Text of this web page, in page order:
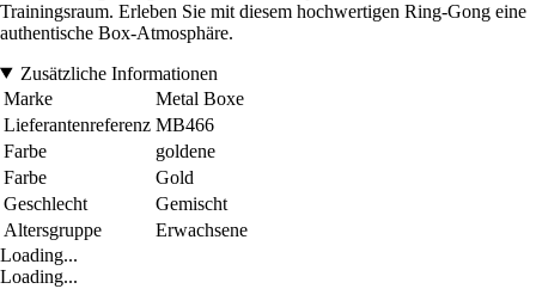
Trainingsraum. Erleben Sie mit diesem hochwertigen Ring-Gong eine
authentische Box-Atmosphäre.
Zusätzliche Informationen
Marke
Metal Boxe
Lieferantenreferenz MB466
Farbe
goldene
Farbe
Gold
Geschlecht
Gemischt
Altersgruppe
Erwachsene
Loading...
Loading...